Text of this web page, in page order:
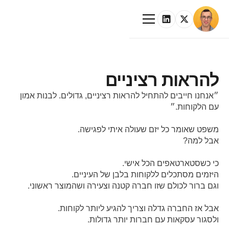
להראות רציניים
״אנחנו חייבים להתחיל להראות רציניים, גדולים. לבנות אמון
עם הלקוחות.״
משפט שאומר כל יזם שעולה איתי לפגישה.
אבל למה?
כי כשסטארטאפים הכל אישי.
היזמים מסתכלים ללקוחות בלבן של העיניים.
וגם ברור לכולם שזו חברה קטנה וצעירה ושהמוצר ראשוני.
אבל אז החברה גדלה וצריך להגיע ליותר לקוחות.
ולסגור עסקאות עם חברות יותר גדולות.